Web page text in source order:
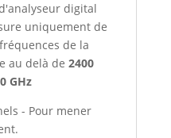
digital
uniquement de
de la
au delà de2400
GHz
- Pour mener